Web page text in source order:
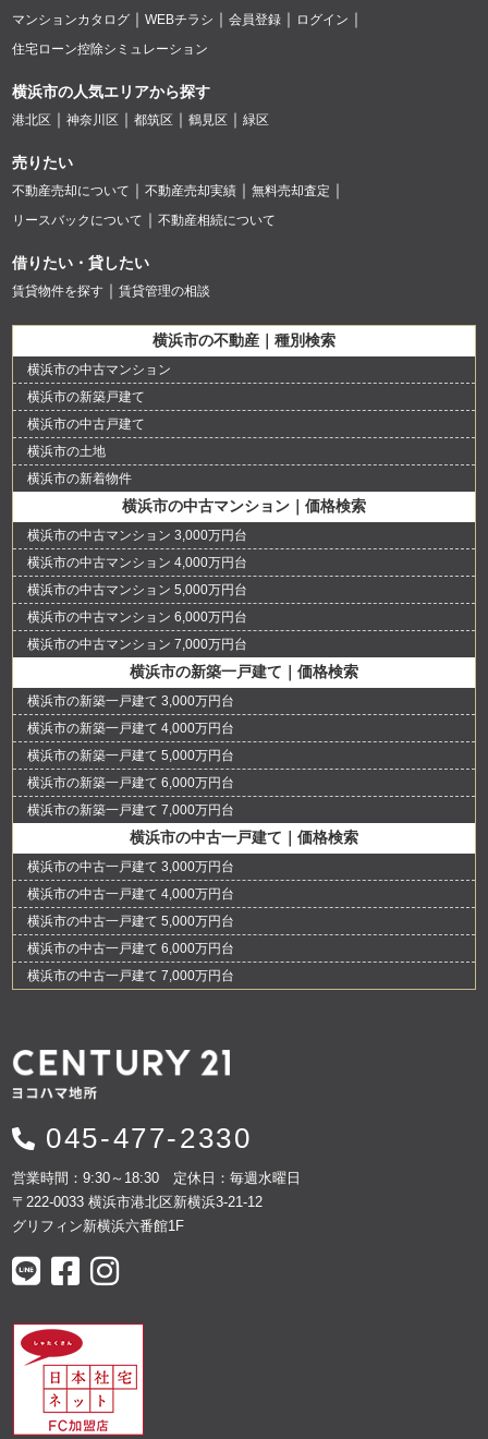
マンションカタログ
WEBチラシ 会員登録
ログイン
住宅ローン控除シミュレーション
横浜市の人気エリアから探す
港北区 神奈川区 都筑区 鶴見区 緑区
売りたい
不動産売却について 不動産売却実績
無料売却査定
リースバックについて
不動産相続について
借りたい・貸したい
賃貸物件を探す 賃貸管理の相談
横浜市の不動産｜種別検索
横浜市の中古マンション
横浜市の新築戸建て
横浜市の中古戸建て
横浜市の土地
横浜市の新着物件
横浜市の中古マンション｜価格検索
横浜市の中古マンション 3,000万円台
横浜市の中古マンション 4,000万円台
横浜市の中古マンション 5,000万円台
横浜市の中古マンション 6,000万円台
横浜市の中古マンション 7,000万円台
横浜市の新築一戸建て｜価格検索
横浜市の新築一戸建て 3,000万円台
横浜市の新築一戸建て 4,000万円台
横浜市の新築一戸建て 5,000万円台
横浜市の新築一戸建て 6,000万円台
横浜市の新築一戸建て 7,000万円台
横浜市の中古一戸建て｜価格検索
横浜市の中古一戸建て 3,000万円台
横浜市の中古一戸建て 4,000万円台
横浜市の中古一戸建て 5,000万円台
横浜市の中古一戸建て 6,000万円台
横浜市の中古一戸建て 7,000万円台
045-477-2330
営業時間：9:30～18:30 定休日：毎週水曜日
〒222-0033 横浜市港北区新横浜3-21-12
グリフィン新横浜六番館1F